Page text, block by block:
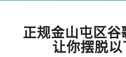
正规金山屯区
让你摆脱